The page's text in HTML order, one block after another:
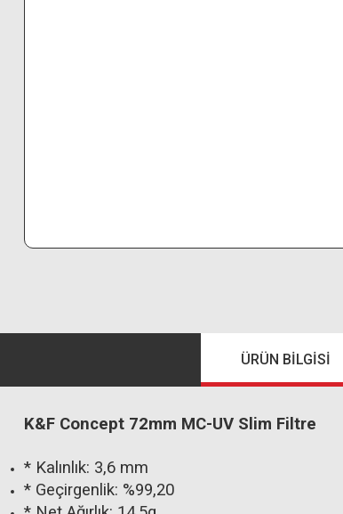
ÜRÜN BILGISI
K&F Concept 72mm MC-UV Slim Filtre
* Kalınlık: 3,6 mm
* Geçirgenlik: %99,20